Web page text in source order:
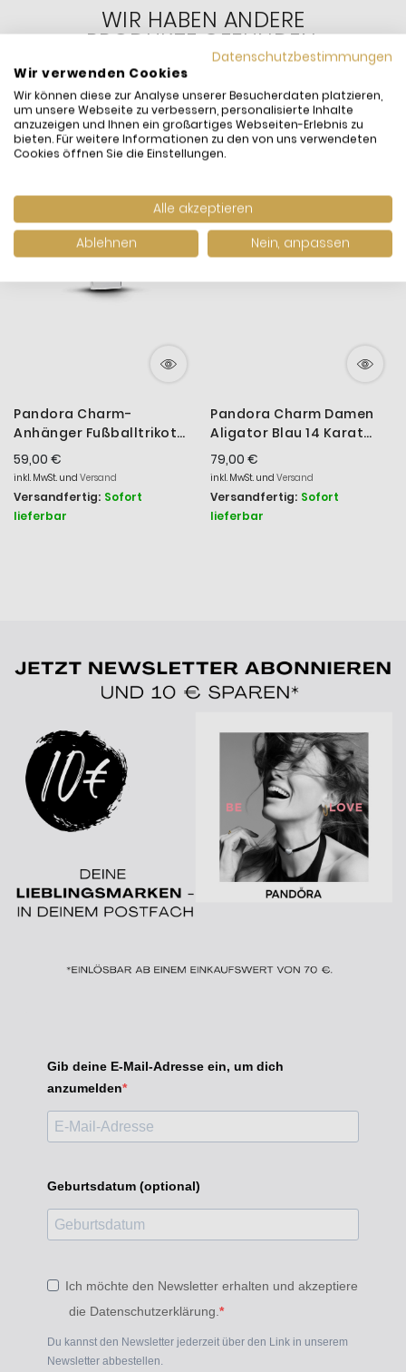
WIR HABEN ANDERE
PRODUKTE GEFUNDEN,
DIE IHNEN GEFALLEN
KÖNNTEN!
Pandora Charm-
Anhänger Fußballtrikot
Zirkonia Silber 794708C01
59,00 €
inkl. MwSt. und Versand
Versandfertig: Sofort
lieferbar
Pandora Charm Damen
Aligator Blau 14 Karat
Vergoldet 764624C01
79,00 €
inkl. MwSt. und Versand
Versandfertig: Sofort
lieferbar
Gib deine E-Mail-Adresse ein, um dich
anzumelden
Geburtsdatum (optional)
Ich möchte den Newsletter erhalten und akzeptiere
die Datenschutzerklärung.
Du kannst den Newsletter jederzeit über den Link in unserem
Newsletter abbestellen.
Datenschutzbestimmungen
Wir verwenden Cookies
Wir können diese zur Analyse unserer Besucherdaten platzieren,
um unsere Webseite zu verbessern, personalisierte Inhalte
anzuzeigen und Ihnen ein großartiges Webseiten-Erlebnis zu
bieten. Für weitere Informationen zu den von uns verwendeten
Cookies öffnen Sie die Einstellungen.
Alle akzeptieren
Ablehnen
Nein, anpassen